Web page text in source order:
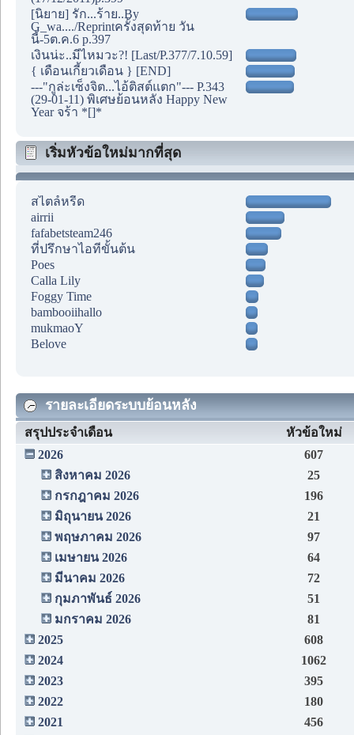
[นิยาย] รัก...ร้าย..By
G_wa..../Reprintครั้งสุดท้าย วัน
นี้-5ต.ค.6 p.397
เงินน่ะ..มีไหมวะ?! [Last/P.377/7.10.59]
{ เดือนเกี้ยวเดือน } [END]
---"กูล่ะเซ็งจิต...ไอ้ติสต์แตก"--- P.343
(29-01-11) พิเศษย้อนหลัง Happy New
Year จร้า *[]*
เริ่มหัวข้อใหม่มากที่สุด
สไตล์หรีด
airrii
fafabetsteam246
ที่ปรึกษาไอทีขั้นต้น
Poes
Calla Lily
Foggy Time
bambooiihallo
mukmaoY
Belove
รายละเอียดระบบย้อนหลัง
สรุปประจำเดือน
หัวข้อใหม่
2026
607
สิงหาคม 2026
25
กรกฎาคม 2026
196
มิถุนายน 2026
21
พฤษภาคม 2026
97
เมษายน 2026
64
มีนาคม 2026
72
กุมภาพันธ์ 2026
51
มกราคม 2026
81
2025
608
2024
1062
2023
395
2022
180
2021
456